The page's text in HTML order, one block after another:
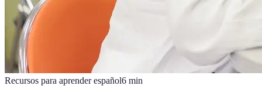
Recursos para aprender español6 min